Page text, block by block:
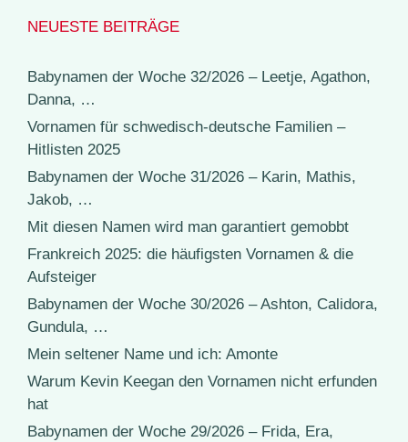
NEUESTE BEITRÄGE
Babynamen der Woche 32/2026 – Leetje, Agathon,
Danna, …
Vornamen für schwedisch-deutsche Familien –
Hitlisten 2025
Babynamen der Woche 31/2026 – Karin, Mathis,
Jakob, …
Mit diesen Namen wird man garantiert gemobbt
Frankreich 2025: die häufigsten Vornamen & die
Aufsteiger
Babynamen der Woche 30/2026 – Ashton, Calidora,
Gundula, …
Mein seltener Name und ich: Amonte
Warum Kevin Keegan den Vornamen nicht erfunden
hat
Babynamen der Woche 29/2026 – Frida, Era,